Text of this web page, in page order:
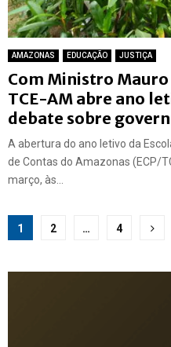
AMAZONAS EDUCAÇÃO JUSTIÇA
Com Ministro Mauro
TCE-AM abre ano
debate sobre
A abertura do ano letivo da
de Contas do Amazonas (ECP/
março, às...
Paginação
1 2 … 4